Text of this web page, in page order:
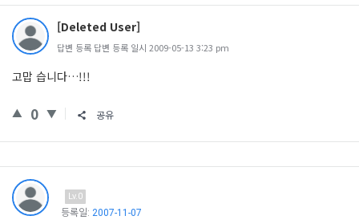
[Deleted User]
답변 등록 답변 등록 일시 2009-05-13 3:23 pm
고맙 습니다…!!!
0 공유
Lv.0
등록일: 2007-11-07